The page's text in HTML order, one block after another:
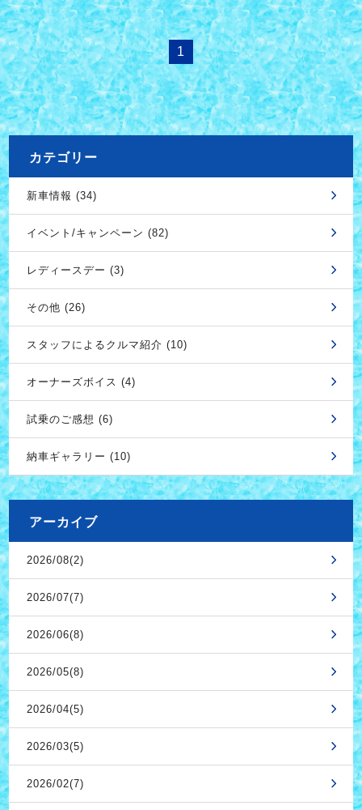
1
カテゴリー
新車情報 (34)
イベント/キャンペーン (82)
レディースデー (3)
その他 (26)
スタッフによるクルマ紹介 (10)
オーナーズボイス (4)
試乗のご感想 (6)
納車ギャラリー (10)
アーカイブ
2026/08(2)
2026/07(7)
2026/06(8)
2026/05(8)
2026/04(5)
2026/03(5)
2026/02(7)